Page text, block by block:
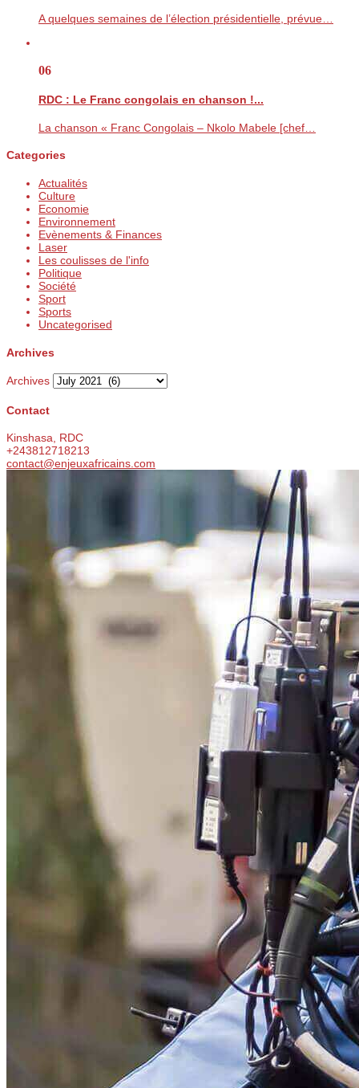
A quelques semaines de l’élection présidentielle, prévue…
06
RDC : Le Franc congolais en chanson !...
La chanson « Franc Congolais – Nkolo Mabele [chef…
Categories
Actualités
Culture
Economie
Environnement
Evènements & Finances
Laser
Les coulisses de l'info
Politique
Société
Sport
Sports
Uncategorised
Archives
Archives
Contact
Kinshasa, RDC
+243812718213
contact@enjeuxafricains.com